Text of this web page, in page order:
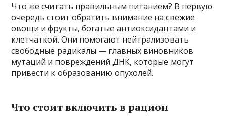
Что же считать правильным питанием? В первую
очередь стоит обратить внимание на свежие
овощи и фрукты, богатые антиоксидантами и
клетчаткой. Они помогают нейтрализовать
свободные радикалы — главных виновников
мутаций и повреждений ДНК, которые могут
привести к образованию опухолей.
Что стоит включить в рацион